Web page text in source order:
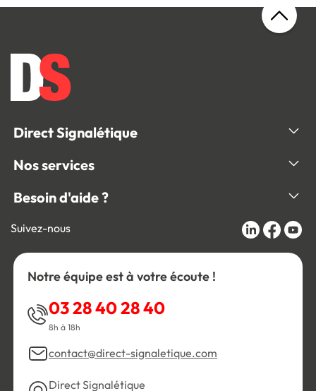
Direct Signalétique
Nos services
Besoin d'aide ?
Suivez-nous
Notre équipe est à votre écoute !
03 28 40 28 40
8h à 18h
contact@direct-signaletique.com
Direct Signalétique